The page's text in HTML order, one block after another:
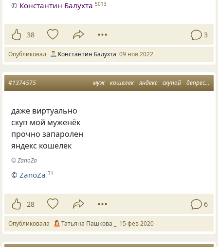
© Константин Балухта 5013
38 3
Опубликовал Константин Балухта 09 ноя 2022
муж кошелек яндекс скупой депрессяшки
#1374575
даже виртуально
скуп мой муженёк
прочно запаролен
яндекс кошелёк
© ZanoZa
©ZanoZa 31
28 6
Опубликовала Татьяна Пашкова _ 15 фев 2020